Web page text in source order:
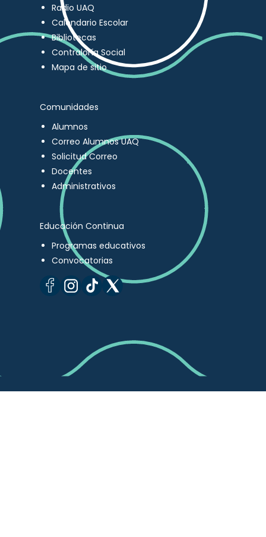
Radio UAQ
Calendario Escolar
Bibliotecas
Contraloría Social
Mapa de sitio
Comunidades
Alumnos
Correo Alumnos UAQ
Solicitud Correo
Docentes
Administrativos
Educación Continua
Programas educativos
Convocatorias